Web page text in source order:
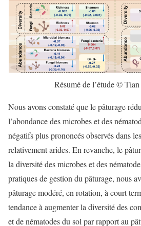
Résumé de l’étude ©
Nous avons constaté que le pâturage
l’abondance des microbes et des
négatifs plus prononcés observés dans
relativement arides. En revanche, le
la diversité des microbes et des
pratiques de gestion du pâturage, nous
pâturage modéré, en rotation, à court
tendance à augmenter la diversité des
et de nématodes du sol par rapport au